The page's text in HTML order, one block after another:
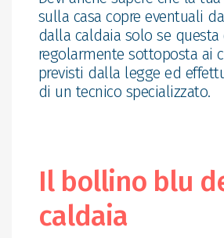
sulla casa copre eventuali
dalla caldaia solo se questa
regolarmente sottoposta ai
previsti dalla legge ed
di un tecnico specializzato.
Il bollino blu
caldaia